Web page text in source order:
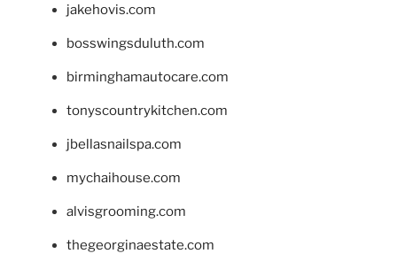
jakehovis.com
bosswingsduluth.com
birminghamautocare.com
tonyscountrykitchen.com
jbellasnailspa.com
mychaihouse.com
alvisgrooming.com
thegeorginaestate.com